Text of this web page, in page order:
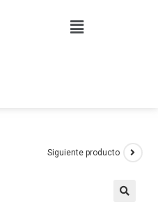
Siguiente producto